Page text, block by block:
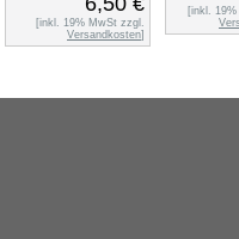
[inkl. 19% MwSt zzgl.
Versandkosten]
[inkl.